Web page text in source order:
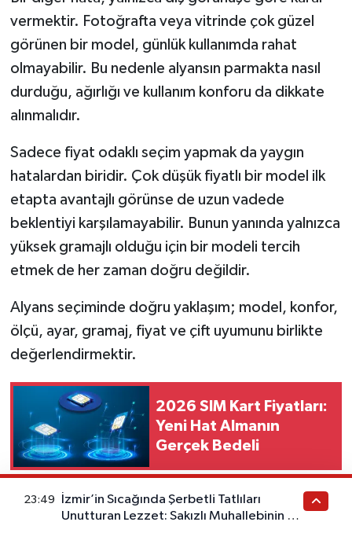
vermektir. Fotoğrafta veya vitrinde çok güzel
görünen bir model, günlük kullanımda rahat
olmayabilir. Bu nedenle alyansın parmakta nasıl
durduğu, ağırlığı ve kullanım konforu da dikkate
alınmalıdır.
Sadece fiyat odaklı seçim yapmak da yaygın
hatalardan biridir. Çok düşük fiyatlı bir model ilk
etapta avantajlı görünse de uzun vadede
beklentiyi karşılamayabilir. Bunun yanında yalnızca
yüksek gramajlı olduğu için bir modeli tercih
etmek de her zaman doğru değildir.
Alyans seçiminde doğru yaklaşım; model, konfor,
ölçü, ayar, gramaj, fiyat ve çift uyumunu birlikte
değerlendirmektir.
2026 SIM Kart Fiyatları:
Yeni Hat Almanın
Gerçek Bedeli
Altın Alyans, Evliliğin En Kalıcı
Sembollerinden Biridir
23:49
İzmir’in Sıcağında Şerbetli Tatlıları
Unutturan Lezzet: Sakızlı Muhallebinin Bu